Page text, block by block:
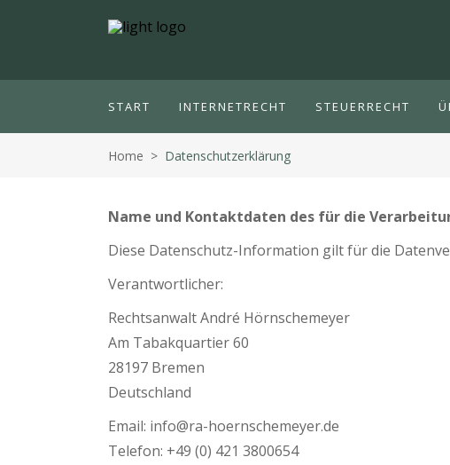
START INTERNETRECHT STEUERRECHT
Home > Datenschutzerklärung
Name und Kontaktdaten des für die
Diese Datenschutz-Information gilt für die
Verantwortlicher:
Rechtsanwalt André Hörnschemeyer
Am Tabakquartier 60
28197 Bremen
Deutschland
Email: info@ra-hoernschemeyer.de
Telefon: +49 (0) 421 3800654